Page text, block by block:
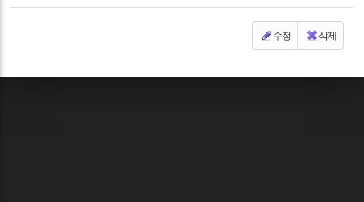
수정 삭제
Sketchbook5, 스케치북5